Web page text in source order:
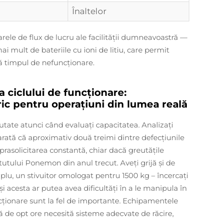
Înaltelor
de flux de lucru ale facilității dumneavoastră —
mult de bateriile cu ioni de litiu, care permit
timpul de nefuncționare.
ciclului de funcționare:
pentru operațiuni din lumea reală
atunci când evaluați capacitatea. Analizați
că aproximativ două treimi dintre defecțiunile
constantă, chiar dacă greutățile
Ponemon din anul trecut. Aveți grijă și de
un stivuitor omologat pentru 1500 kg – încercați
acesta ar putea avea dificultăți în a le manipula în
sunt la fel de importante. Echipamentele
opt ore necesită sisteme adecvate de răcire,